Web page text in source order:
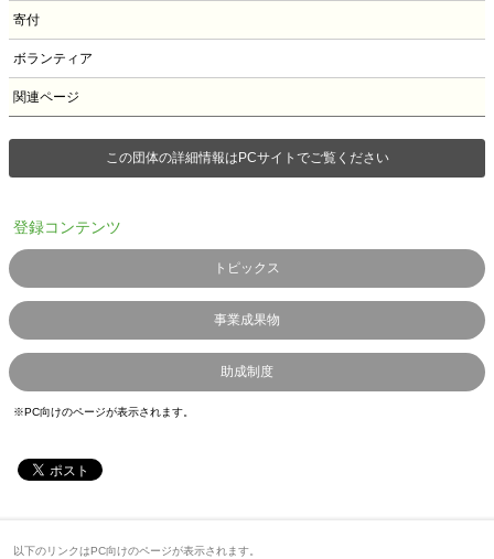
寄付
ボランティア
関連ページ
この団体の詳細情報はPCサイトでご覧ください
登録コンテンツ
トピックス
事業成果物
助成制度
※PC向けのページが表示されます。
以下のリンクはPC向けのページが表示されます。